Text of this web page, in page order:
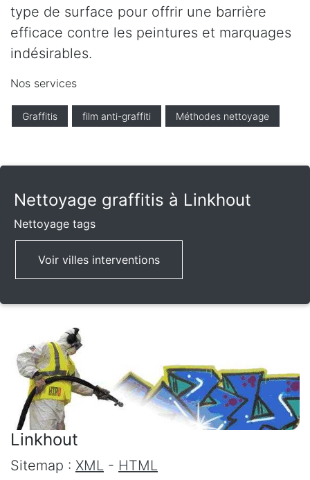
type de surface pour offrir une barrière
efficace contre les peintures et marquages
indésirables.
Nos services
Graffitis film anti-graffiti Méthodes nettoyage
Nettoyage graffitis à Linkhout
Nettoyage tags
Voir villes interventions
Linkhout
Sitemap : XML - HTML